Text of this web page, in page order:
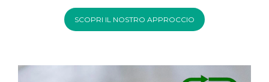
SCOPRI IL NOSTRO APPROCCIO